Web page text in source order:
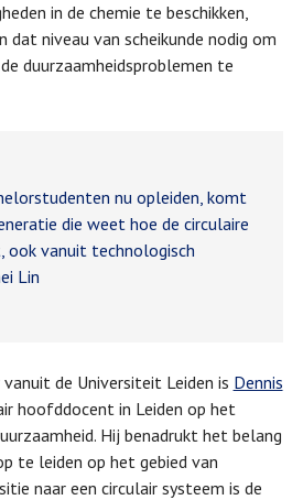
in de chemie te beschikken,
dat niveau van scheikunde nodig om
duurzaamheidsproblemen te
nu opleiden, komt
die weet hoe de circulaire
ook vanuit technologisch
Lin
de Universiteit Leiden is Dennis
hoofddocent in Leiden op het
Hij benadrukt het belang
te leiden op het gebied van
naar een circulair systeem is de